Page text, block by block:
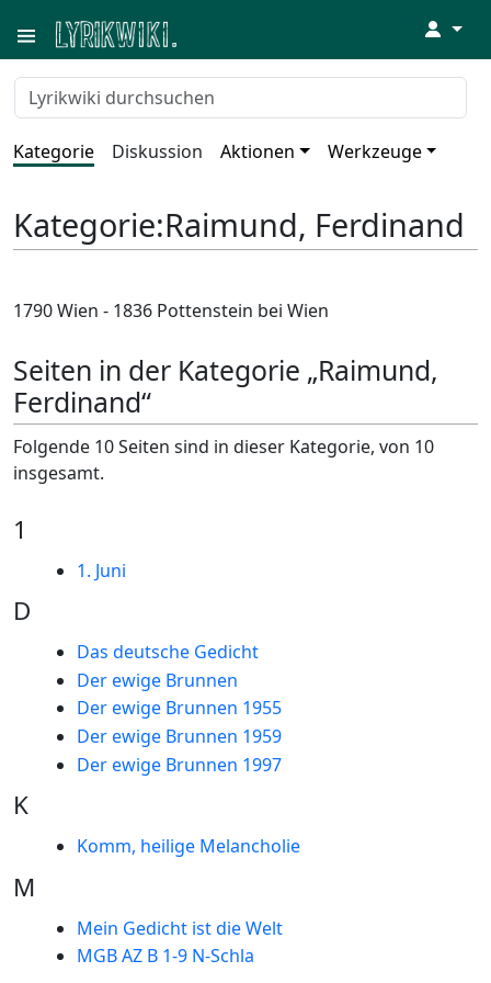
↓
Kategorie Diskussion Aktionen Werkzeuge
Kategorie:Raimund, Ferdinand
1790 Wien - 1836 Pottenstein bei Wien
Seiten in der Kategorie „Raimund,
Ferdinand“
Folgende 10 Seiten sind in dieser Kategorie, von 10
insgesamt.
1
1. Juni
D
Das deutsche Gedicht
Der ewige Brunnen
Der ewige Brunnen 1955
Der ewige Brunnen 1959
Der ewige Brunnen 1997
K
Komm, heilige Melancholie
M
Mein Gedicht ist die Welt
MGB AZ B 1-9 N-Schla